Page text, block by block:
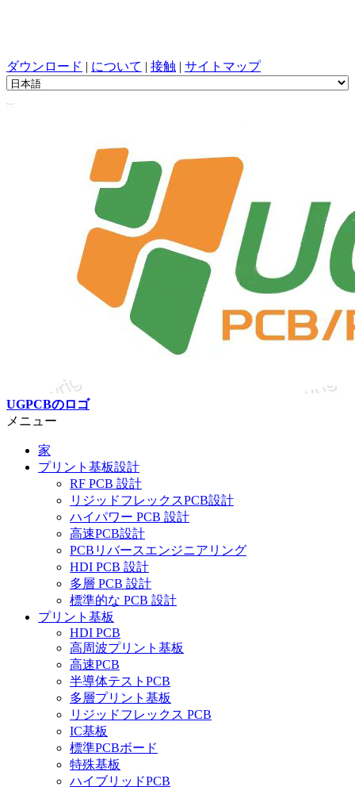
ダウンロード | について | 接触 | サイトマップ
UGPCBのロゴ
メニュー
家
プリント基板設計
RF PCB 設計
リジッドフレックスPCB設計
ハイパワー PCB 設計
高速PCB設計
PCBリバースエンジニアリング
HDI PCB 設計
多層 PCB 設計
標準的な PCB 設計
プリント基板
HDI PCB
高周波プリント基板
高速PCB
半導体テストPCB
多層プリント基板
リジッドフレックス PCB
IC基板
標準PCBボード
特殊基板
ハイブリッドPCB